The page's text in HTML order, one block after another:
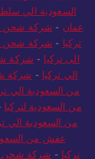
عمان - شركة
السعودية الي
عمان - شركة شحن
تركيا-شركة شحن
الى تركيا- شركة
الي تركيا- شركة
من السعودية الي
من السعودية لتركيا
من السعودية الي
عفش من